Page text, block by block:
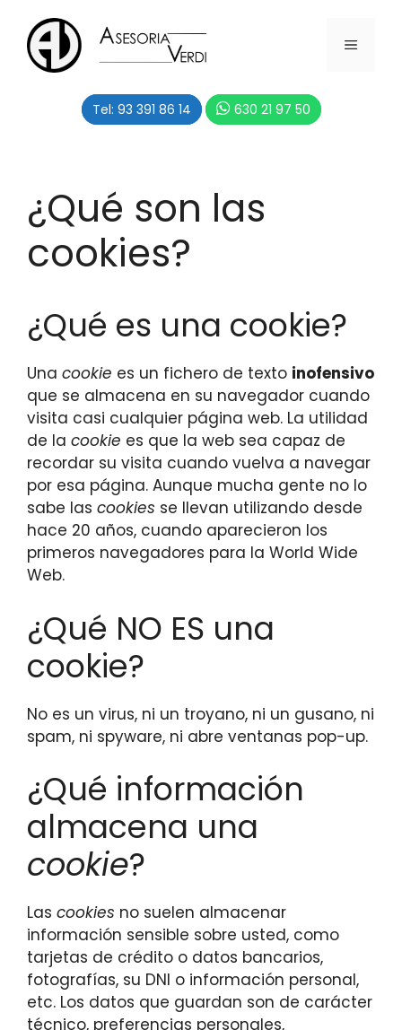
contenido
MENÚ
Tel: 93 391 86 14 630 21 97 50
¿Qué son las
cookies?
¿Qué es una cookie?
Una cookie es un fichero de texto inofensivo
que se almacena en su navegador cuando
visita casi cualquier página web. La utilidad
de la cookie es que la web sea capaz de
recordar su visita cuando vuelva a navegar
por esa página. Aunque mucha gente no lo
sabe las cookies se llevan utilizando desde
hace 20 años, cuando aparecieron los
primeros navegadores para la World Wide
Web.
¿Qué NO ES una
cookie?
No es un virus, ni un troyano, ni un gusano, ni
spam, ni spyware, ni abre ventanas pop-up.
¿Qué información
almacena una
cookie?
Las cookies no suelen almacenar
información sensible sobre usted, como
tarjetas de crédito o datos bancarios,
fotografías, su DNI o información personal,
etc. Los datos que guardan son de carácter
técnico, preferencias personales,